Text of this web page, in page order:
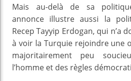
Mais au-delà de sa
annonce illustre aussi la
Recep Tayyip Erdogan, qui n’a
à voir la Turquie rejoindre une
majoritairement peu
l’homme et des règles